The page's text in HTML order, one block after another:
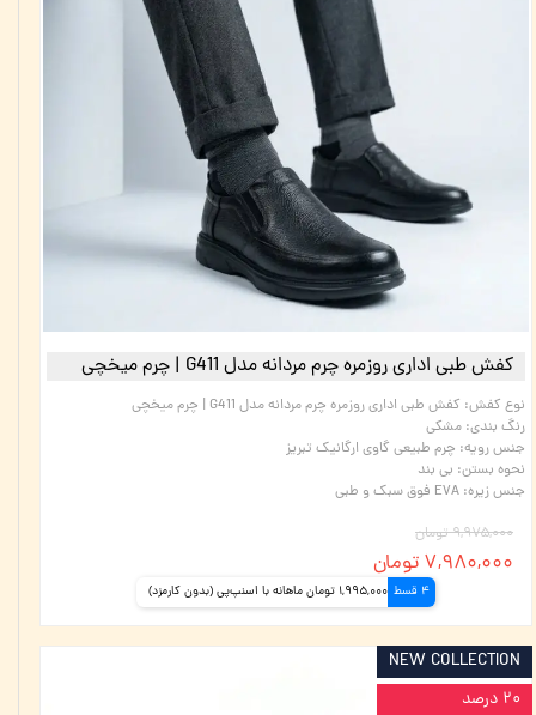
کفش طبی اداری روزمره چرم مردانه مدل G411 | چرم میخچی
نوع کفش: کفش طبی اداری روزمره چرم مردانه مدل G411 | چرم میخچی
رنگ بندی: مشکی
جنس رویه: چرم طبیعی گاوی ارگانیک تبریز
نحوه بستن: بی بند
جنس زیره: EVA فوق سبک و طبی
۹,۹۷۵,۰۰۰ تومان
۷,۹۸۰,۰۰۰ تومان
4 قسط 1,995,000 تومان ماهانه با اسنپ‌پی (بدون کارمزد)
NEW COLLECTION
۲۰ درصد